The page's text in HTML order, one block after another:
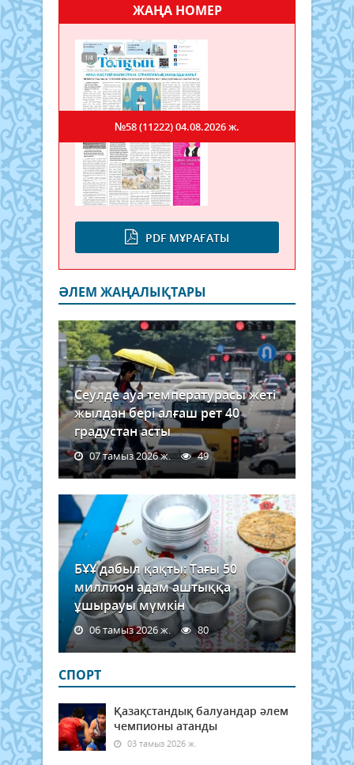
ЖАҢА НОМЕР
PDF МҰРАҒАТЫ
№58 (11222)04.08.2026 ж.
ӘЛЕМ ЖАҢАЛЫҚТАРЫ
Сеулде ауа температурасы жеті
жылдан бері алғаш рет 40
градустан асты
07 тамыз 2026 ж. 49
БҰҰ дабыл қақты: Тағы 50
миллион адам аштыққа
ұшырауы мүмкін
06 тамыз 2026 ж. 80
СПОРТ
Қазақстандық балуандар әлем
чемпионы атанды
03 тамыз 2026 ж.